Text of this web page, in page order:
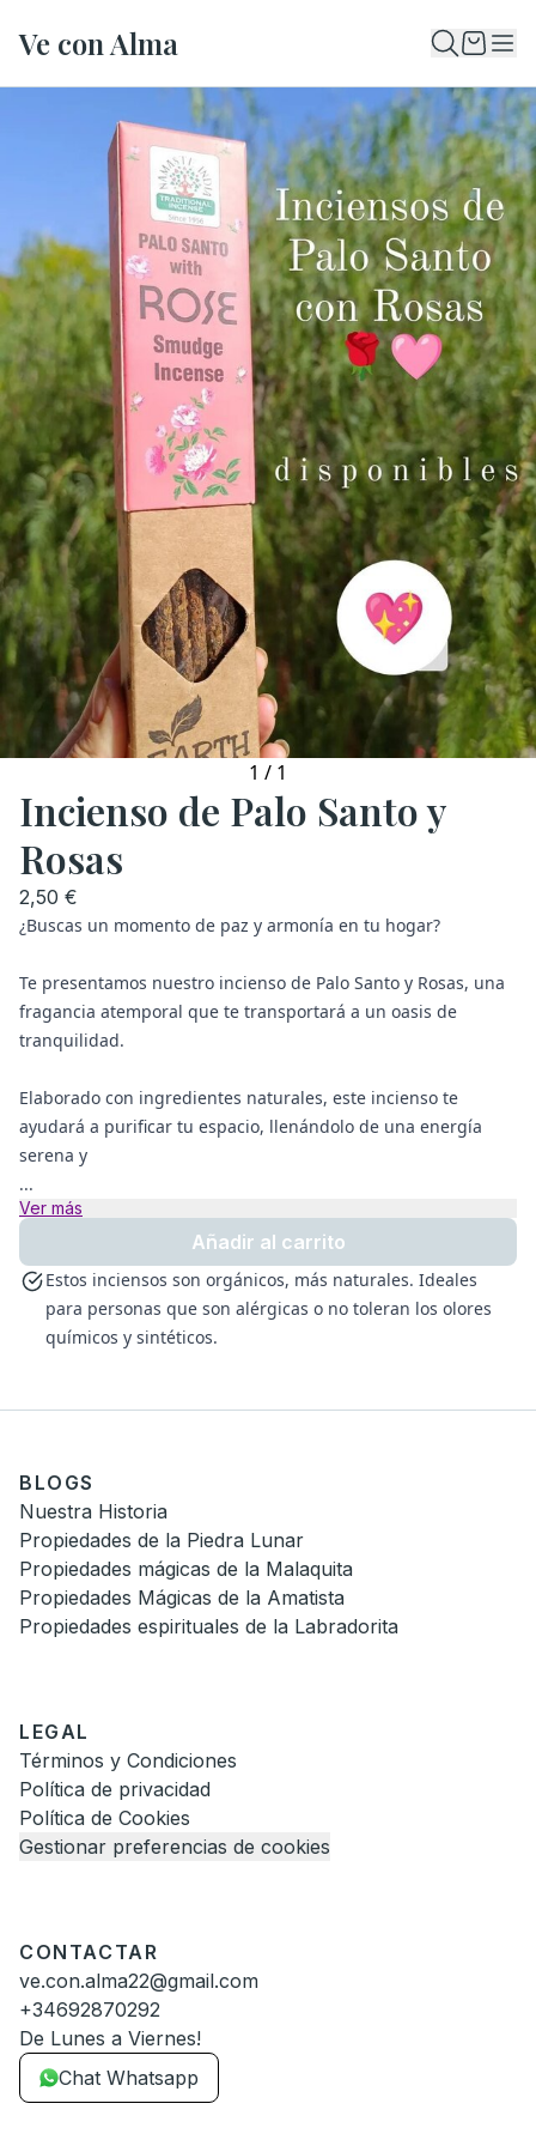
Ve con Alma
1 / 1
Incienso de Palo Santo y
Rosas
2,50 €
¿Buscas un momento de paz y armonía en tu hogar?
Te presentamos nuestro incienso de Palo Santo y Rosas, una
fragancia atemporal que te transportará a un oasis de
tranquilidad.
Elaborado con ingredientes naturales, este incienso te
ayudará a purificar tu espacio, llenándolo de una energía
serena y
...
Ver más
Añadir al carrito
Estos inciensos son orgánicos, más naturales. Ideales
para personas que son alérgicas o no toleran los olores
químicos y sintéticos.
BLOGS
Nuestra Historia
Propiedades de la Piedra Lunar
Propiedades mágicas de la Malaquita
Propiedades Mágicas de la Amatista
Propiedades espirituales de la Labradorita
LEGAL
Términos y Condiciones
Política de privacidad
Política de Cookies
Gestionar preferencias de cookies
CONTACTAR
ve.con.alma22@gmail.com
+34692870292
De Lunes a Viernes!
Chat Whatsapp